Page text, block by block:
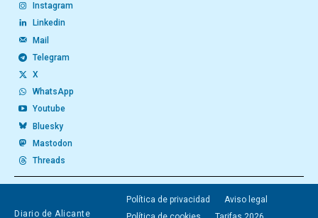
Instagram
Linkedin
Mail
Telegram
X
WhatsApp
Youtube
Bluesky
Mastodon
Threads
Diario de Alicante
Política de privacidad
Aviso legal